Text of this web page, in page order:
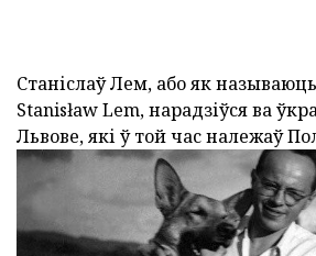
Станіслаў Лем, або як
Stanisław Lem, нарадзіўся ва
Львове, які ў той час належаў